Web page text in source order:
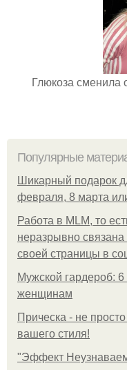
Глюкоза сменила
Популярные
Шикарный подарок
февраля, 8 марта
Работа в MLM, то
неразрывно связана
своей страницы в
Мужской гардероб:
женщинам
Прическа - не
вашего стиля!
"Эффект